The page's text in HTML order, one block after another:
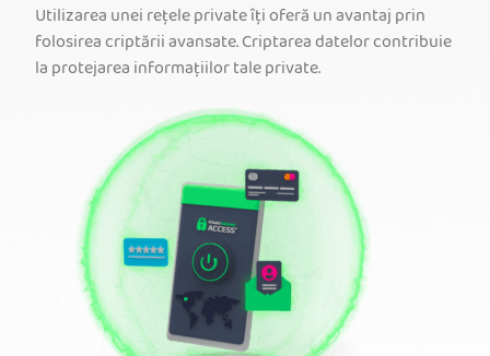
Utilizarea unei rețele private îți oferă un avantaj prin
folosirea criptării avansate. Criptarea datelor contribuie
la protejarea informațiilor tale private.